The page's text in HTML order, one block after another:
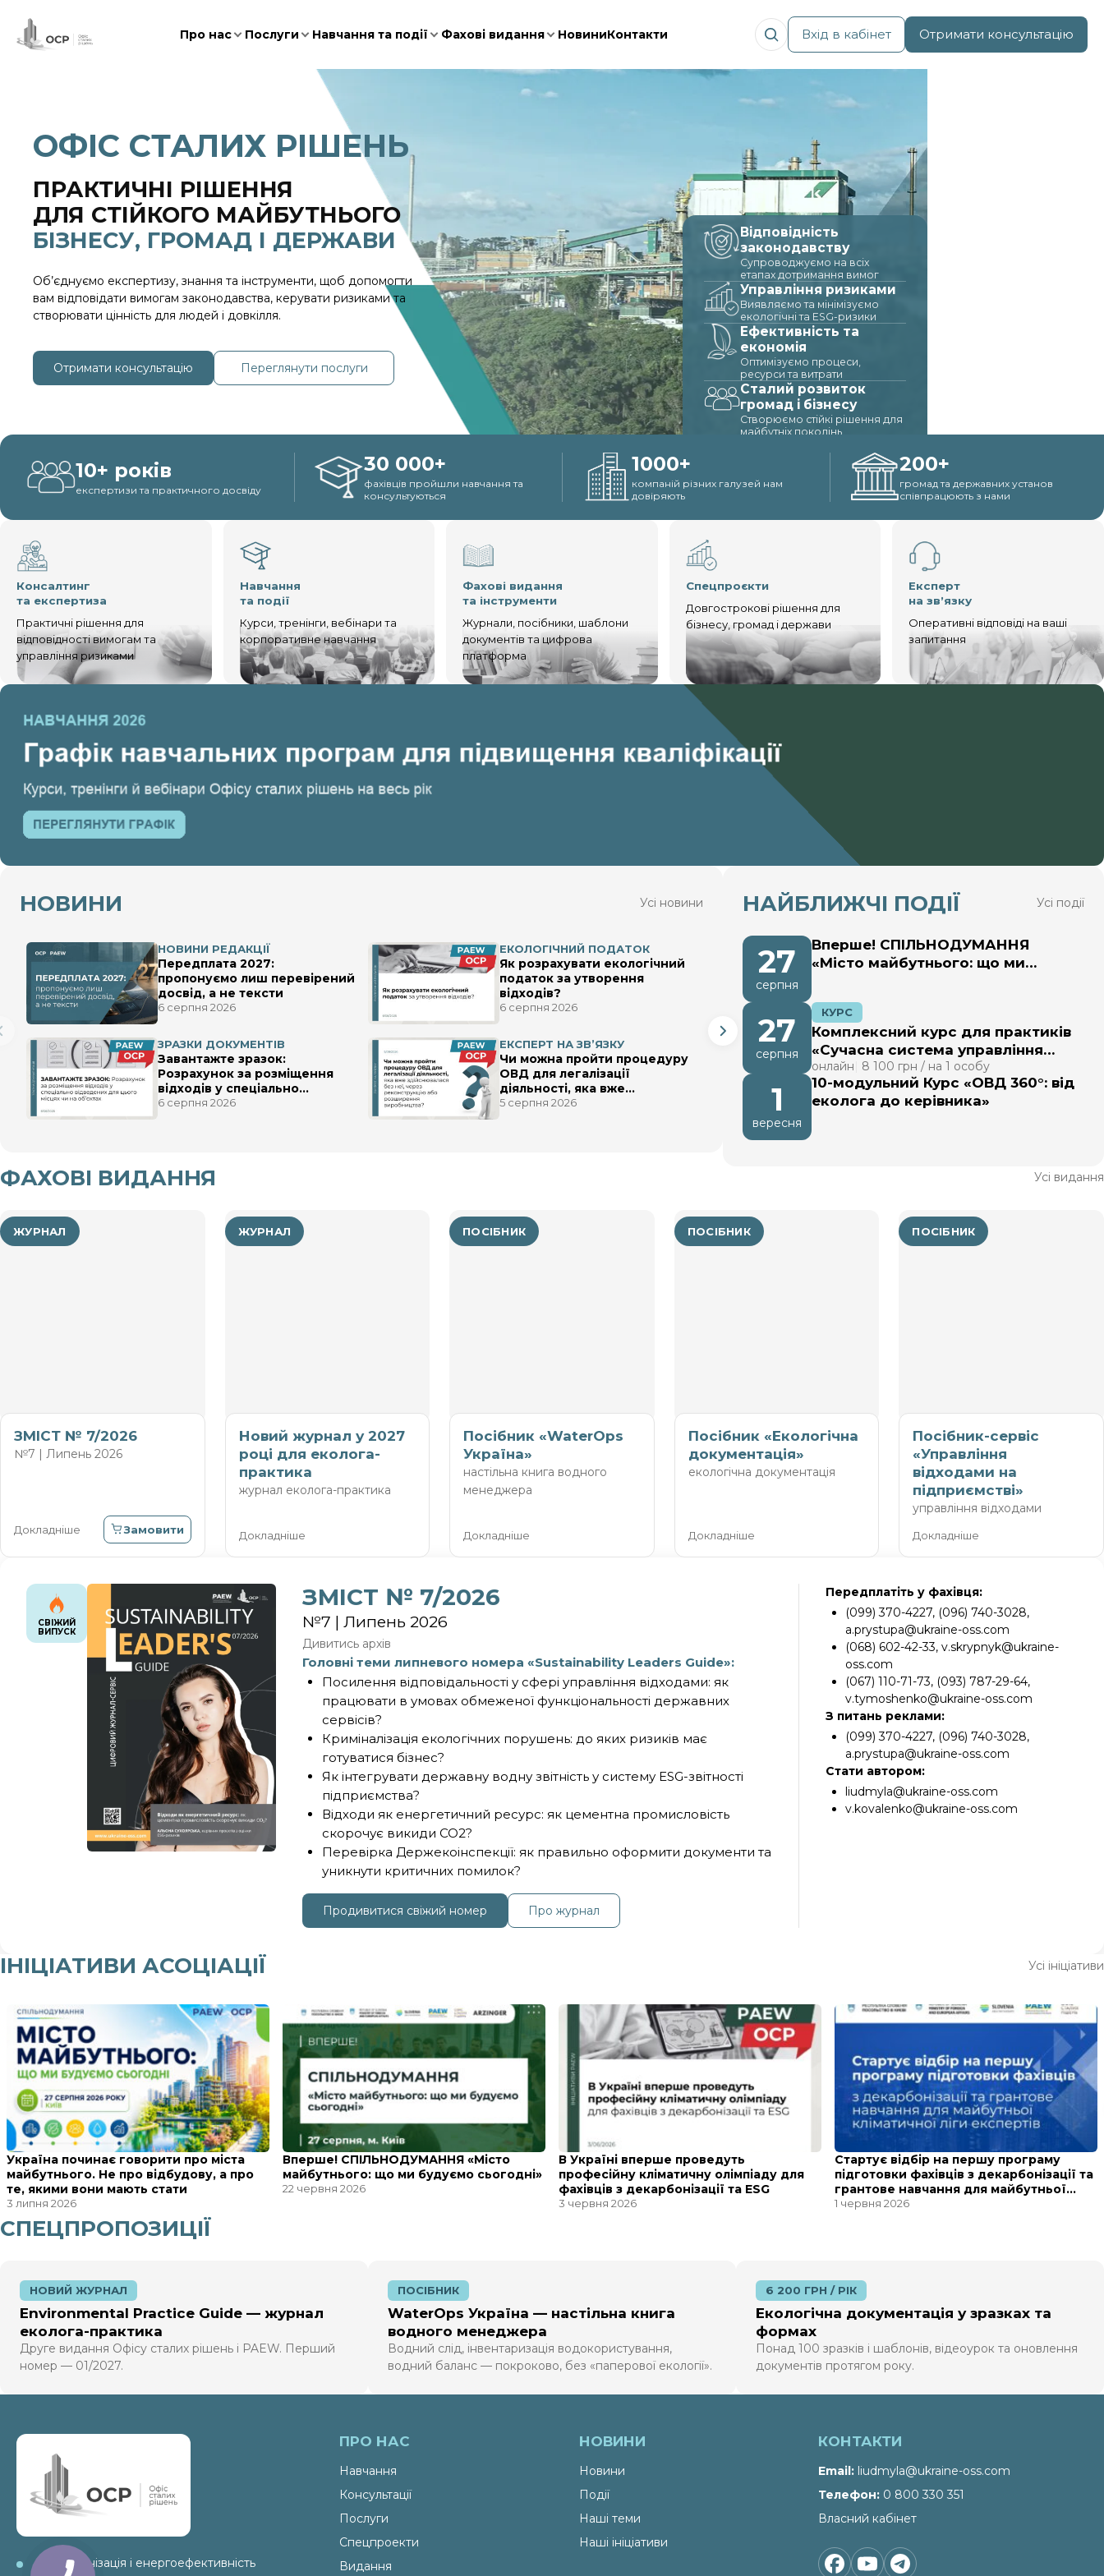
Про нас Послуги Навчання та події Фахові видання НовиниКонтакти Вхід в кабінет Отримати консультацію
ОФІС СТАЛИХ РІШЕНЬ
ПРАКТИЧНІ РІШЕННЯ
ДЛЯ СТІЙКОГО МАЙБУТНЬОГО
БІЗНЕСУ, ГРОМАД І ДЕРЖАВИ
Об’єднуємо експертизу, знання та інструменти, щоб допомогти
вам відповідати вимогам законодавства, керувати ризиками та
створювати цінність для людей і довкілля.
Отримати консультацію Переглянути послуги
Відповідність
законодавству
Супроводжуємо на всіх
етапах дотримання вимог
Управління ризиками
Виявляємо та мінімізуємо
екологічні та ESG-ризики
Ефективність та
економія
Оптимізуємо процеси,
ресурси та витрати
Сталий розвиток
громад і бізнесу
Створюємо стійкі рішення для
майбутніх поколінь
10+ років
експертизи та практичного досвіду
30 000+
фахівців пройшли навчання та
консультуються
1000+
компаній різних галузей нам
довіряють
200+
громад та державних установ
співпрацюють з нами
Консалтинг
та експертиза
Практичні рішення для
відповідності вимогам та
управління ризиками
Навчання
та події
Курси, тренінги, вебінари та
корпоративне навчання
Фахові видання
та інструменти
Журнали, посібники, шаблони
документів та цифрова
платформа
Спецпроєкти
Довгострокові рішення для
бізнесу, громад і держави
Експерт
на звʼязку
Оперативні відповіді на ваші
запитання
НОВИНИ Усі новини
НОВИНИ РЕДАКЦІЇ
Передплата 2027:
пропонуємо лиш перевірений
досвід, а не тексти
6 серпня 2026
ЕКОЛОГІЧНИЙ ПОДАТОК
Як розрахувати екологічний
податок за утворення
відходів?
6 серпня 2026
ЗРАЗКИ ДОКУМЕНТІВ
Завантажте зразок:
Розрахунок за розміщення
відходів у спеціально
відведених для цього місцях
6 серпня 2026
ЕКСПЕРТ НА ЗВ’ЯЗКУ
Чи можна пройти процедуру
ОВД для легалізації
діяльності, яка вже
здійснювалася без неї, через
5 серпня 2026
ЕКОТРАНСФОРМАЦІЯ
Інтегрований довкілєвий
підлягають контролю?
5 серпня 2026
Чи буде порушенням
законодавства невключення
пакувальних матеріалів, які
продаються як ТМЦ, до
4 серпня 2026
НАЙБЛИЖЧІ ПОДІЇ Усі події
27
серпня
Вперше! СПІЛЬНОДУМАННЯ
«Місто майбутнього: що ми
27
серпня
КУРС
Комплексний курс для практиків
«Сучасна система управління
відходами: законодавчі вимоги,
облік, дозволи та контроль»
онлайн 8 100 грн / на 1 особу
1
вересня
10-модульний Курс «ОВД 360°: від
еколога до керівника»
ФАХОВІ ВИДАННЯ Усі видання
ЖУРНАЛ
ЗМІСТ № 7/2026
№7 | Липень 2026
Докладніше Замовити
ЖУРНАЛ
Новий журнал у 2027
році для еколога-
практика
журнал еколога-практика
Докладніше
ПОСІБНИК
Посібник «WaterOps
Україна»
настільна книга водного
менеджера
Докладніше
ПОСІБНИК
Посібник «Екологічна
документація»
екологічна документація
Докладніше
ПОСІБНИК
Посібник-сервіс
«Управління
відходами на
підприємстві»
управління відходами
Докладніше
СВІЖИЙ
ВИПУСК
ЗМІСТ № 7/2026
№7 | Липень 2026
Дивитись архів
Головні теми липневого номера «Sustainability Leaders Guide»:
Посилення відповідальності у сфері управління відходами: як
працювати в умовах обмеженої функціональності державних
сервісів?
Криміналізація екологічних порушень: до яких ризиків має
готуватися бізнес?
Як інтегрувати державну водну звітність у систему ESG-звітності
підприємства?
Відходи як енергетичний ресурс: як цементна промисловість
скорочує викиди CO2?
Перевірка Держекоінспекції: як правильно оформити документи та
уникнути критичних помилок?
Продивитися свіжий номер Про журнал
Передплатіть у фахівця:
(099) 370-4227, (096) 740-3028,
a.prystupa@ukraine-oss.com
(068) 602-42-33, v.skrypnyk@ukraine-
oss.com
(067) 110-71-73, (093) 787-29-64,
v.tymoshenko@ukraine-oss.com
З питань реклами:
(099) 370-4227, (096) 740-3028,
a.prystupa@ukraine-oss.com
Стати автором:
liudmyla@ukraine-oss.com
v.kovalenko@ukraine-oss.com
ІНІЦІАТИВИ АСОЦІАЦІЇ Усі ініціативи
Україна починає говорити про міста
майбутнього. Не про відбудову, а про
те, якими вони мають стати
3 липня 2026
Вперше! СПІЛЬНОДУМАННЯ «Місто
майбутнього: що ми будуємо сьогодні»
22 червня 2026
В Україні вперше проведуть
професійну кліматичну олімпіаду для
фахівців з декарбонізації та ESG
3 червня 2026
Стартує відбір на першу програму
підготовки фахівців з декарбонізації та
грантове навчання для майбутньої
кліматичної ліги експертів
1 червня 2026
СПЕЦПРОПОЗИЦІЇ
НОВИЙ ЖУРНАЛ
Environmental Practice Guide — журнал
еколога-практика
Друге видання Офісу сталих рішень і PAEW. Перший
номер — 01/2027.
ПОСІБНИК
WaterOps Україна — настільна книга
водного менеджера
Водний слід, інвентаризація водокористування,
водний баланс — покроково, без «паперової екології».
6 200 ГРН / РІК
Екологічна документація у зразках та
формах
Понад 100 зразків і шаблонів, відеоурок та оновлення
документів протягом року.
декарбонізація і енергоефективність
ПРО НАС
Навчання
Консультації
Послуги
Спецпроекти
Видання
НОВИНИ
Новини
Події
Наші теми
Наші ініціативи
КОНТАКТИ
Email liudmyla@ukraine-oss.com
Телефон 0 800 330 351
Власний кабінет